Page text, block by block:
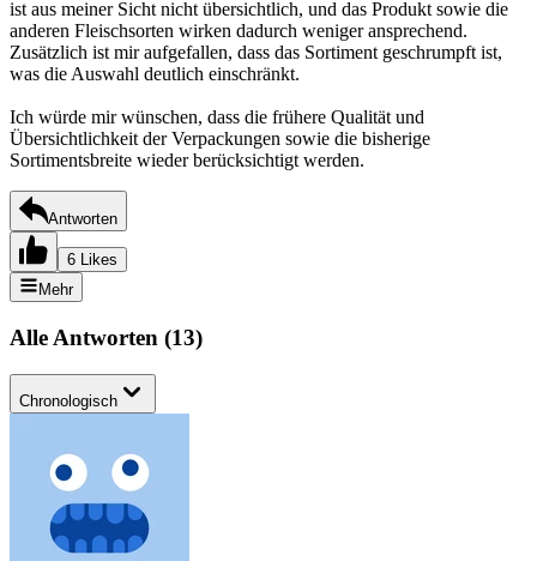
ist aus meiner Sicht nicht übersichtlich, und das Produkt sowie die
anderen Fleischsorten wirken dadurch weniger ansprechend.
Zusätzlich ist mir aufgefallen, dass das Sortiment geschrumpft ist,
was die Auswahl deutlich einschränkt.
Ich würde mir wünschen, dass die frühere Qualität und
Übersichtlichkeit der Verpackungen sowie die bisherige
Sortimentsbreite wieder berücksichtigt werden.
Antworten
6 Likes
Mehr
Alle Antworten (13)
Chronologisch